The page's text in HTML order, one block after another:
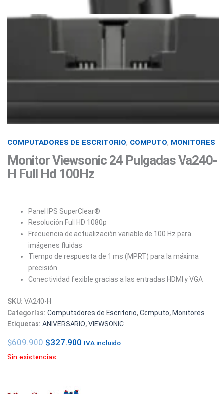
COMPUTADORES DE ESCRITORIO, COMPUTO, MONITORES
Monitor Viewsonic 24 Pulgadas Va240-
H Full Hd 100Hz
Panel IPS SuperClear®
Resolución Full HD 1080p
Frecuencia de actualización variable de 100 Hz para
imágenes fluidas
Tiempo de respuesta de 1 ms (MPRT) para la máxima
precisión
Conectividad flexible gracias a las entradas HDMI y VGA
SKU: VA240-H
Categorías: Computadores de Escritorio,Computo, Monitores
Etiquetas: ANIVERSARIO,VIEWSONIC
$609.900 $327.900 IVA incluido
Sin existencias